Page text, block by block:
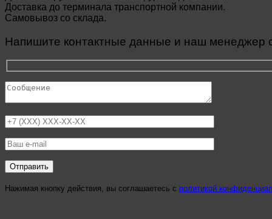
Доставка до терминала транспортной компании.
Самовывоз со склада.
Напишите контактные данные и наш менеджер
Нажимая кнопку действия, вы соглашаетесь с политикой